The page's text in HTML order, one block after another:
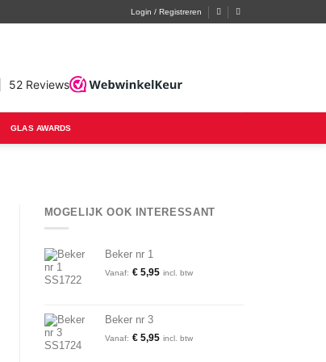
Login / Registreren
GLAS AWARDS
MOGELIJK OOK INTERESSANT
Beker nr 1
Vanaf: €5,95 incl. btw
Beker nr 3
Vanaf: €5,95 incl. btw